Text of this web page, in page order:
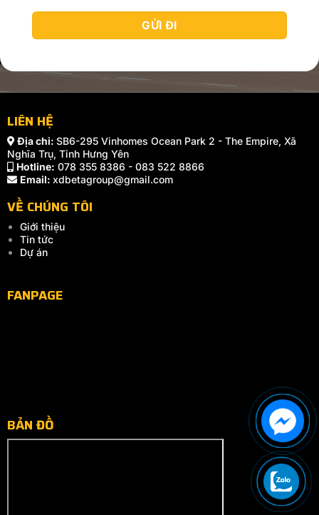
LIÊN HỆ
Địa chỉ: SB6-295 Vinhomes Ocean Park 2 - The Empire, Xã
Nghĩa Trụ, Tỉnh Hưng Yên
Hotline: 078 355 8386 - 083 522 8866
Email: xdbetagroup@gmail.com
VỀ CHÚNG TÔI
Giới thiệu
Tin tức
Dự án
FANPAGE
BẢN ĐỒ